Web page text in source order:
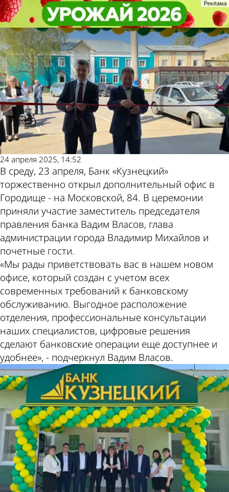
Банк «Кузнецкий» открыл
обновленный офис в Городище
Экономика
24 апреля 2025, 14:52
В среду, 23 апреля, Банк «Кузнецкий»
торжественно открыл дополнительный офис в
Городище - на Московской, 84. В церемонии
приняли участие заместитель председателя
правления банка Вадим Власов, глава
администрации города Владимир Михайлов и
почетные гости.
«Мы рады приветствовать вас в нашем новом
офисе, который создан с учетом всех
современных требований к банковскому
обслуживанию. Выгодное расположение
отделения, профессиональные консультации
наших специалистов, цифровые решения
сделают банковские операции еще доступнее и
удобнее», - подчеркнул Вадим Власов.
Банк «Кузнецкий» открыл
обновленный офис в Городище
Экономика
Другие
новости по
теме
Погода и
курсы валют
в Пензе